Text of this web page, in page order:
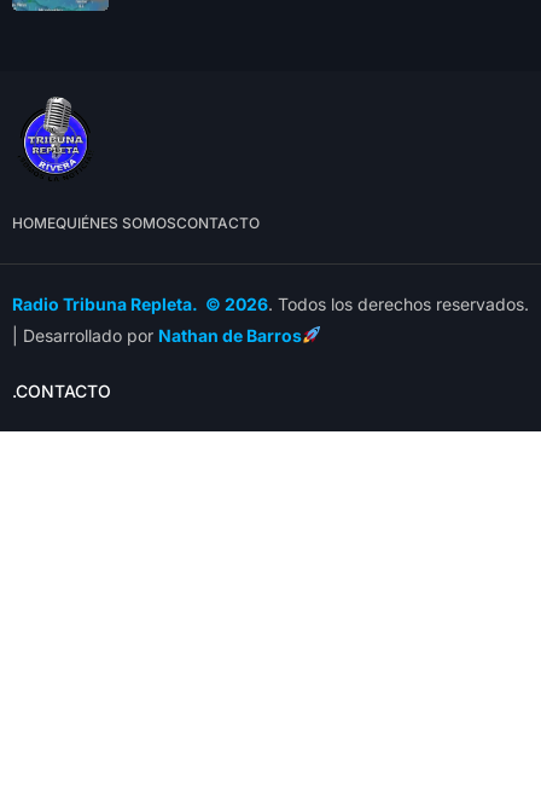
HOMEQUIÉNES SOMOSCONTACTO
Radio Tribuna Repleta. © 2026. Todos los derechos reservados.
| Desarrollado por Nathan de Barros
.CONTACTO